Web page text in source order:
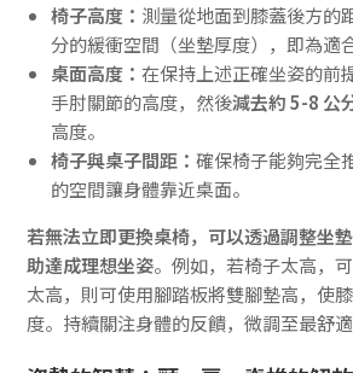
椅子高度： 測量從地面到膝蓋後方的
分的緩衝空間（坐墊厚度），即為適
桌面高度：在保持上述正確坐姿的前
手肘關節的高度，然後減去約 5-8 公
高度。
椅子與桌子間距：確保椅子能夠完全
的空間讓身體靠近桌面。
若無法立即更換桌椅，可以透過調整坐
助達成理想坐姿。例如，若椅子太高，
太高，則可使用腳踏板將雙腳墊高，使
度。持續關注身體的反饋，微調至最舒適